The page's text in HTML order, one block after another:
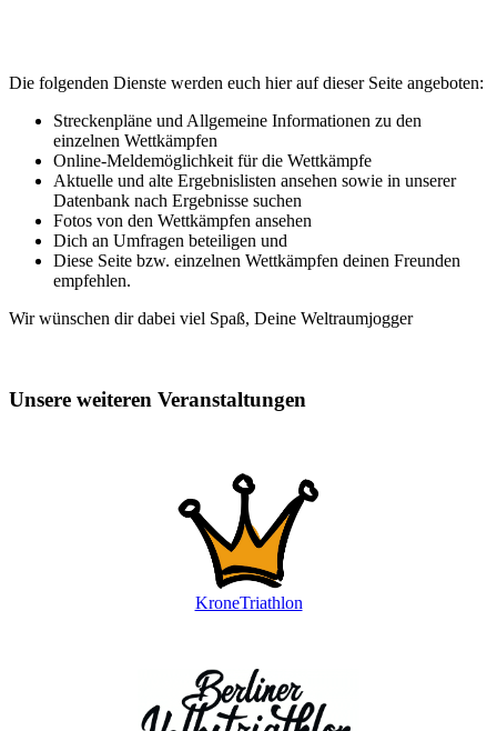
Die folgenden Dienste werden euch hier auf dieser Seite angeboten:
Streckenpläne und Allgemeine Informationen zu den
einzelnen Wettkämpfen
Online-Meldemöglichkeit für die Wettkämpfe
Aktuelle und alte Ergebnislisten ansehen sowie in unserer
Datenbank nach Ergebnisse suchen
Fotos von den Wettkämpfen ansehen
Dich an Umfragen beteiligen und
Diese Seite bzw. einzelnen Wettkämpfen deinen Freunden
empfehlen.
Wir wünschen dir dabei viel Spaß, Deine Weltraumjogger
Unsere weiteren Veranstaltungen
KroneTriathlon